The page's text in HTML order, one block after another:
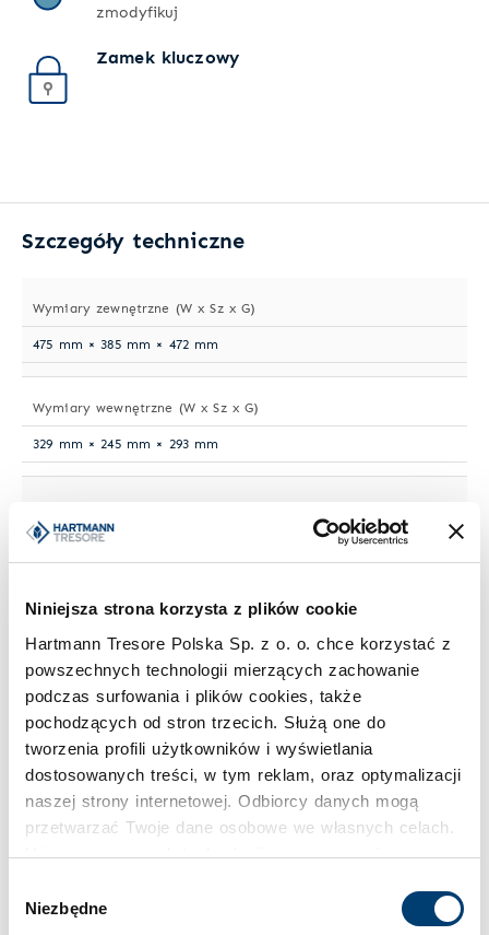
Niniejsza strona korzysta z plików cookie
Hartmann Tresore Polska Sp. z o. o. chce korzystać z
powszechnych technologii mierzących zachowanie
podczas surfowania i plików cookies, także
pochodzących od stron trzecich. Służą one do
tworzenia profili użytkowników i wyświetlania
dostosowanych treści, w tym reklam, oraz optymalizacji
naszej strony internetowej. Odbiorcy danych mogą
przetwarzać Twoje dane osobowe we własnych celach.
Używamy pewnych technologii w oparciu o równowagę
zgody
Niezbędne
zmodyfikuj
Zamek kluczowy
Szczegóły techniczne
Wymiary zewnętrzne (W x Sz x G)
475 mm × 385 mm × 472 mm
Wymiary wewnętrzne (W x Sz x G)
329 mm × 245 mm × 293 mm
58 kg
Pojemność
23 l
Klasa bezpieczeństwa
S2
Limit wartości chronionej w domu
Limit wartości chronionej w firmie